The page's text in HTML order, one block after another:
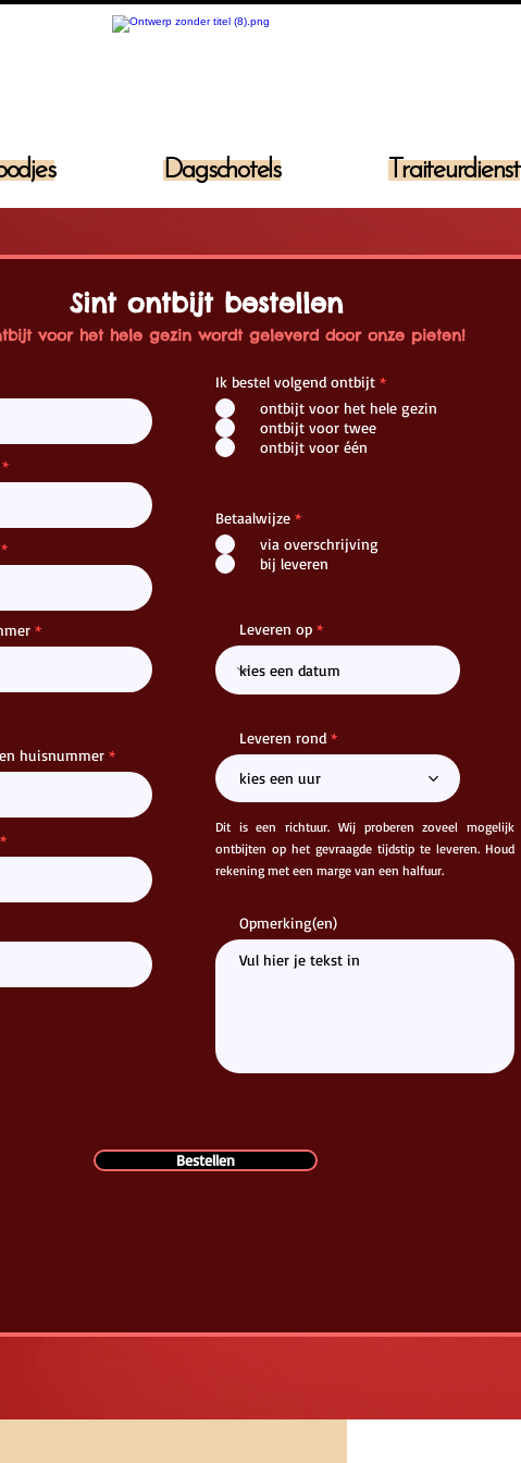
Dagschotels Traiteurdienst
Sint ontbijt bestellen
voor het hele gezin wordt geleverd door onze pieten!
Ik bestel volgend ontbijt *
ontbijt voor het hele gezin
ontbijt voor twee
ontbijt voor één
Betaalwijze *
via overschrijving
bij leveren
Leveren op
huisnummer
Leveren rond
kies een uur
Dit is een richtuur. Wij proberen zoveel mogelijk
ontbijten op het gevraagde tijdstip te leveren. Houd
rekening met een marge van een halfuur.
Opmerking(en)
Bestellen